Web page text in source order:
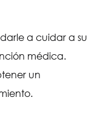
a cuidar a su
médica.
un